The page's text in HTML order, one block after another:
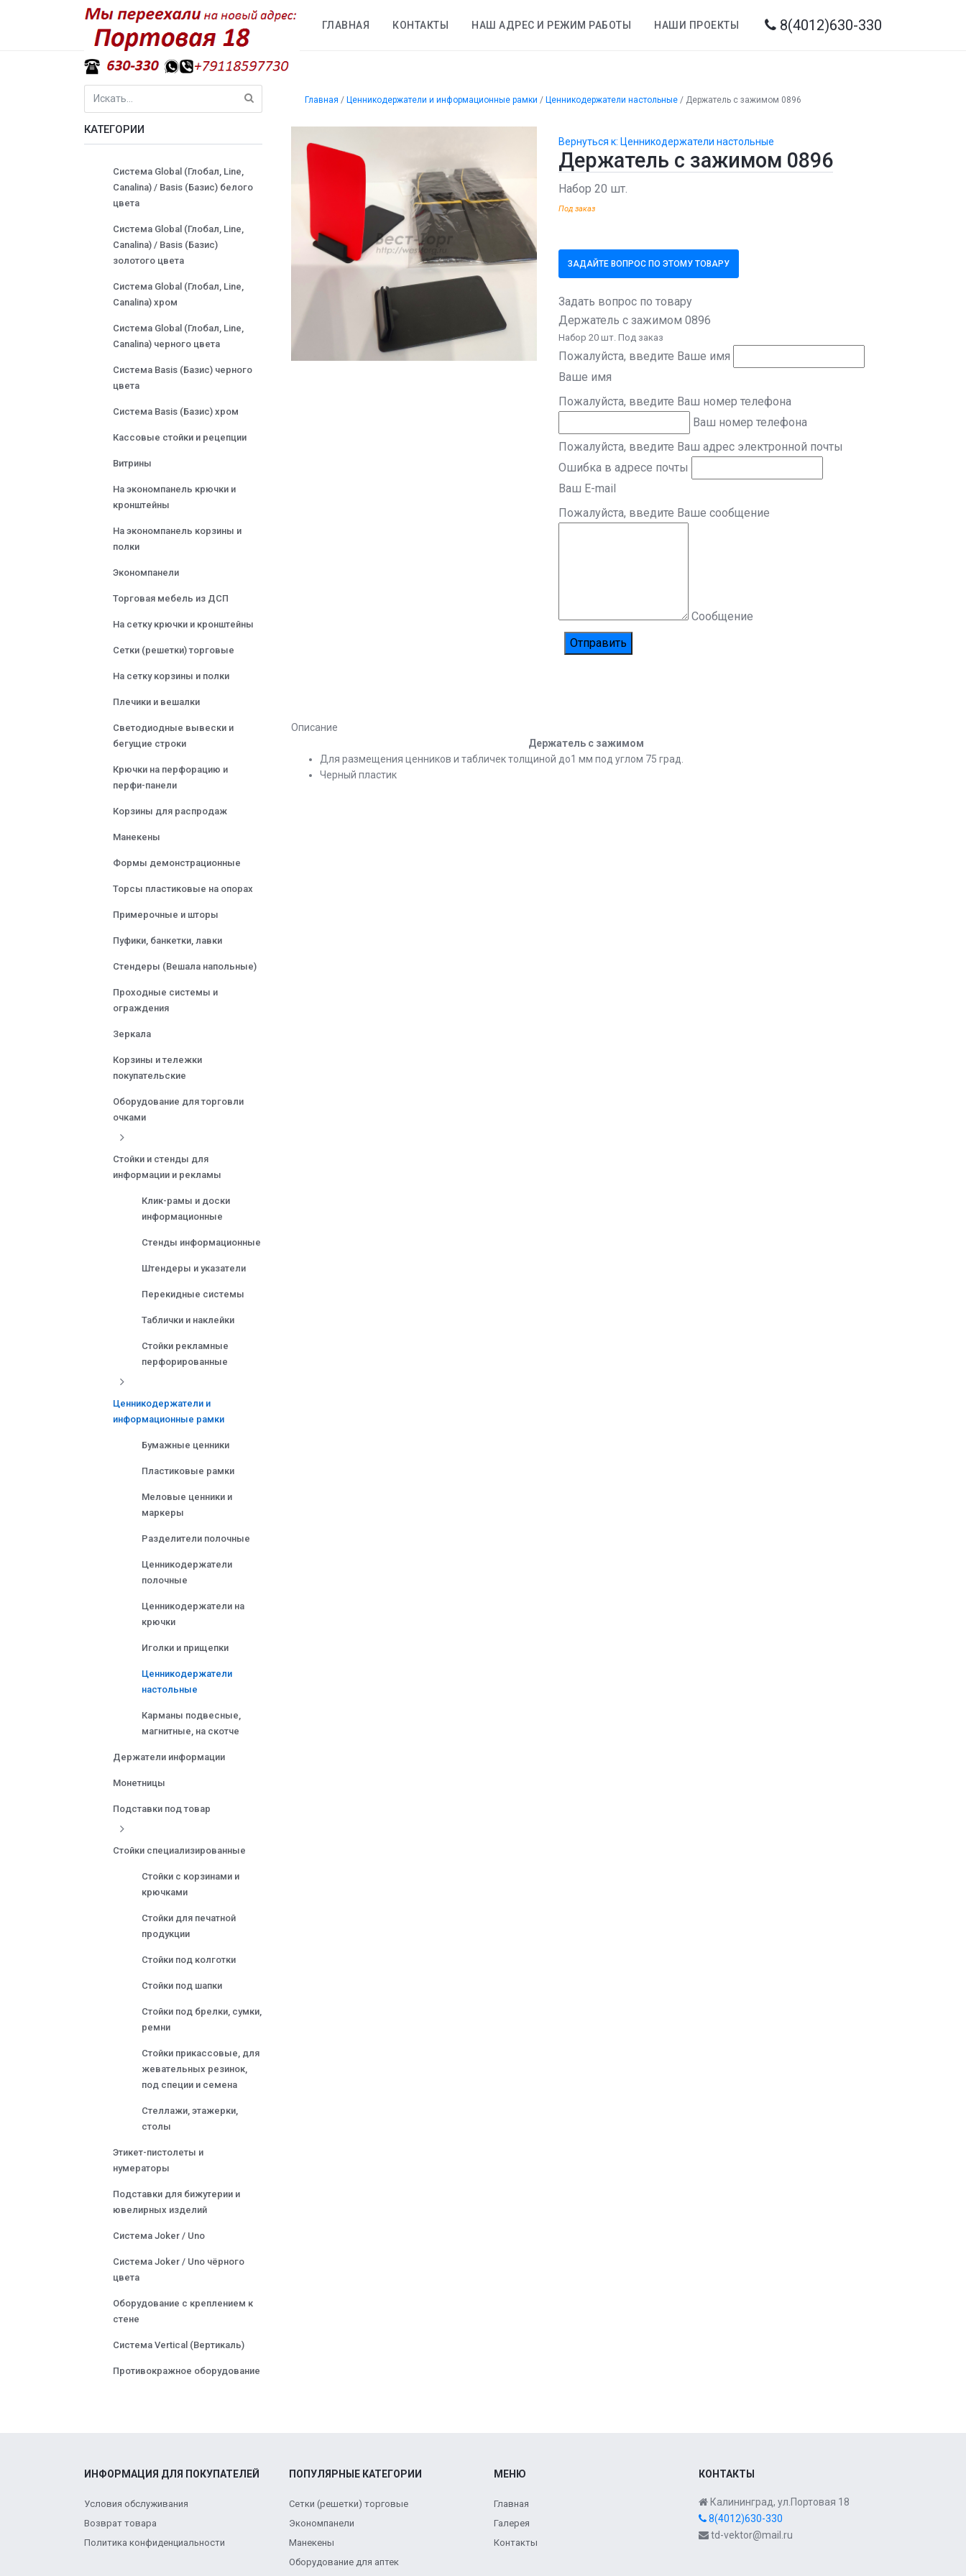
ГЛАВНАЯ КОНТАКТЫ НАШ АДРЕС И РЕЖИМ РАБОТЫ НАШИ ПРОЕКТЫ 8(4012)630-330
Главная / Ценникодержатели и информационные рамки / Ценникодержатели настольные / Держатель с зажимом 0896
Вернуться к: Ценникодержатели настольные
Держатель с зажимом 0896
Набор 20 шт.
Под заказ
ЗАДАЙТЕ ВОПРОС ПО ЭТОМУ ТОВАРУ
Задать вопрос по товару
Держатель с зажимом 0896
Набор 20 шт. Под заказ
Пожалуйста, введите Ваше имя
Ваше имя
Пожалуйста, введите Ваш номер телефона
Ваш номер телефона
Пожалуйста, введите Ваш адрес электронной почты
Ошибка в адресе почты
Ваш E-mail
Пожалуйста, введите Ваше сообщение
Сообщение
Описание
Держатель с зажимом
Для размещения ценников и табличек толщиной до1 мм под углом 75 град.
Черный пластик
КАТЕГОРИИ
Система Global (Глобал, Line,
Canalina) / Basis (Базис) белого
цвета
Система Global (Глобал, Line,
Canalina) / Basis (Базис)
золотого цвета
Система Global (Глобал, Line,
Canalina) хром
Система Global (Глобал, Line,
Canalina) черного цвета
Система Basis (Базис) черного
цвета
Система Basis (Базис) хром
Кассовые стойки и рецепции
Витрины
На экономпанель крючки и
кронштейны
На экономпанель корзины и
полки
Экономпанели
Торговая мебель из ДСП
На сетку крючки и кронштейны
Сетки (решетки) торговые
На сетку корзины и полки
Плечики и вешалки
Светодиодные вывески и
бегущие строки
Крючки на перфорацию и
перфи-панели
Корзины для распродаж
Манекены
Формы демонстрационные
Торсы пластиковые на опорах
Примерочные и шторы
Пуфики, банкетки, лавки
Стендеры (Вешала напольные)
Проходные системы и
ограждения
Зеркала
Корзины и тележки
покупательские
Оборудование для торговли
очками
Стойки и стенды для
информации и рекламы
Клик-рамы и доски
информационные
Стенды информационные
Штендеры и указатели
Перекидные системы
Таблички и наклейки
Стойки рекламные
перфорированные
Ценникодержатели и
информационные рамки
Бумажные ценники
Пластиковые рамки
Меловые ценники и
маркеры
Разделители полочные
Ценникодержатели
полочные
Ценникодержатели на
крючки
Иголки и прищепки
Ценникодержатели
настольные
Карманы подвесные,
магнитные, на скотче
Держатели информации
Монетницы
Подставки под товар
Стойки специализированные
Стойки с корзинами и
крючками
Стойки для печатной
продукции
Стойки под колготки
Стойки под шапки
Стойки под брелки, сумки,
ремни
Стойки прикассовые, для
жевательных резинок,
под специи и семена
Стеллажи, этажерки,
столы
Этикет-пистолеты и
нумераторы
Подставки для бижутерии и
ювелирных изделий
Система Joker / Uno
Система Joker / Uno чёрного
цвета
Оборудование с креплением к
стене
Система Vertical (Вертикаль)
Противокражное оборудование
ИНФОРМАЦИЯ ДЛЯ ПОКУПАТЕЛЕЙ
Условия обслуживания
Возврат товара
Политика конфиденциальности
ПОПУЛЯРНЫЕ КАТЕГОРИИ
Сетки (решетки) торговые
Экономпанели
Манекены
Оборудование для аптек
МЕНЮ
Главная
Галерея
Контакты
КОНТАКТЫ
Калининград, ул.Портовая 18
8(4012)630-330
td-vektor@mail.ru